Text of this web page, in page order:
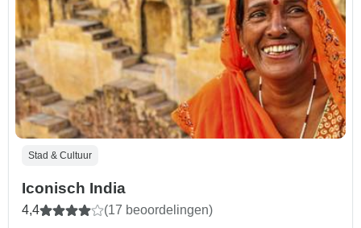
Stad & Cultuur
Iconisch India
4,4 (17 beoordelingen)